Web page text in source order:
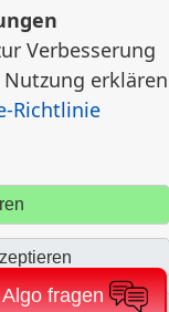
Algo fragen
(20)
eingetragene
Verbesserung
erklären
Richtlinie